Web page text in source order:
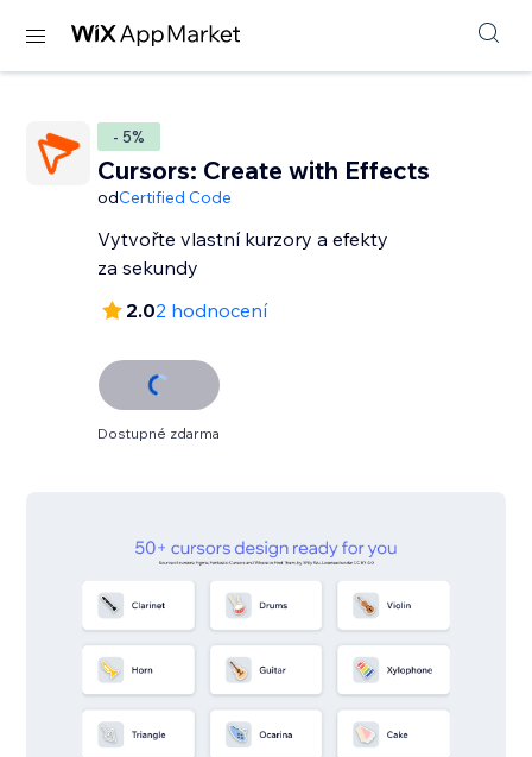
- 5%
Cursors: Create with Effects
odCertified Code
Vytvořte vlastní kurzory a efekty
za sekundy
2.02 hodnocení
Dostupné zdarma